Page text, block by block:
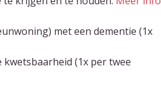
met een dementie (1x
(1x per twee